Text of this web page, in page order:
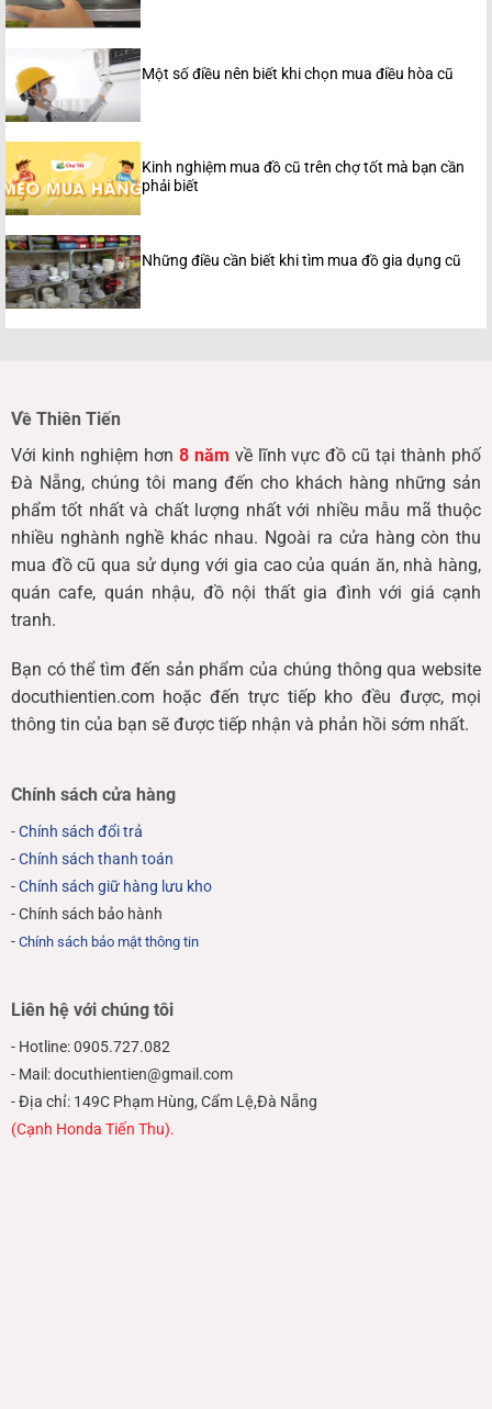
Một số điều nên biết khi chọn mua điều hòa cũ
Kinh nghiệm mua đồ cũ trên chợ tốt mà bạn cần
phải biết
Những điều cần biết khi tìm mua đồ gia dụng cũ
Về Thiên Tiến
Với kinh nghiệm hơn 8 năm về lĩnh vực đồ cũ tại thành phố
Đà Nẵng, chúng tôi mang đến cho khách hàng những sản
phẩm tốt nhất và chất lượng nhất với nhiều mẫu mã thuộc
nhiều nghành nghề khác nhau. Ngoài ra cửa hàng còn thu
mua đồ cũ qua sử dụng với gia cao của quán ăn, nhà hàng,
quán cafe, quán nhậu, đồ nội thất gia đình với giá cạnh
tranh.
Bạn có thể tìm đến sản phẩm của chúng thông qua website
docuthientien.com hoặc đến trực tiếp kho đều được, mọi
thông tin của bạn sẽ được tiếp nhận và phản hồi sớm nhất.
Chính sách cửa hàng
-Chính sách đổi trả
-Chính sách thanh toán
-Chính sách giữ hàng lưu kho
- Chính sách bảo hành
- Chính sách bảo mật thông tin
Liên hệ với chúng tôi
- Hotline: 0905.727.082
- Mail: docuthientien@gmail.com
- Địa chỉ: 149C Phạm Hùng, Cẩm Lệ,Đà Nẵng
(Cạnh Honda Tiến Thu).